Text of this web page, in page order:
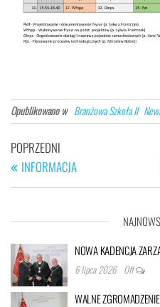
Opublikowano w Branżowa Szkoła II
Nawigacja
wpisu
Poprzedni
wpis
POPRZEDNI
INFORMACJA
NOWA KADENCJA
6 lipca 2026 Off
WALNE